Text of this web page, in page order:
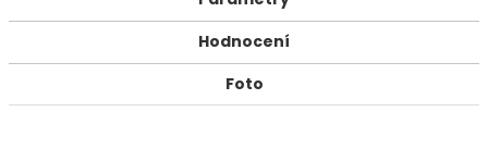
Hodnocení
Foto